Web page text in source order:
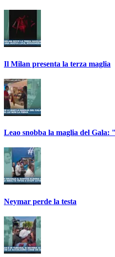
Il Milan presenta la terza maglia
Leao snobba la maglia del
Neymar perde la testa